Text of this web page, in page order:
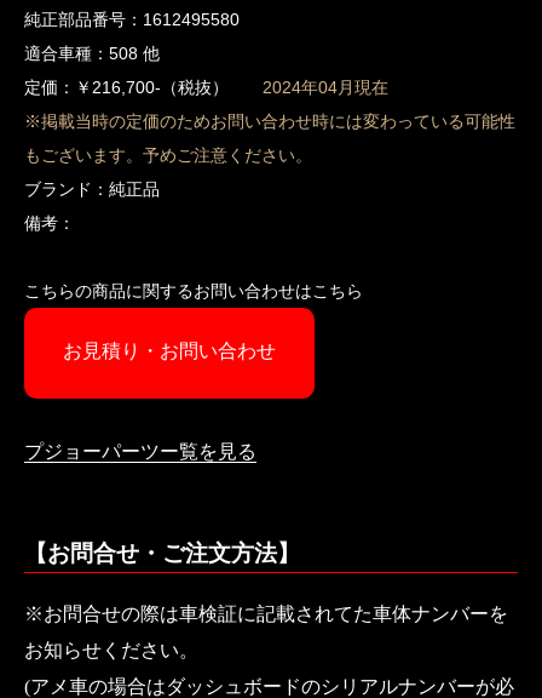
純正部品番号：1612495580
適合車種：508 他
定価：￥216,700-（税抜） 2024年04月現在
※掲載当時の定価のためお問い合わせ時には変わっている可能性
もございます。予めご注意ください。
ブランド：純正品
備考：
こちらの商品に関するお問い合わせはこちら
お見積り・お問い合わせ
プジョーパーツー覧を見る
【お問合せ・ご注文方法】
※お問合せの際は車検証に記載されてた車体ナンバーを
お知らせください。
(アメ車の場合はダッシュボードのシリアルナンバーが必